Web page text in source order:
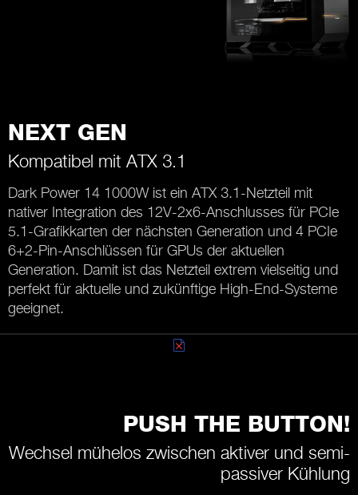
NEXT GEN
Kompatibel mit ATX 3.1
Dark Power 14 1000W ist ein ATX 3.1-Netzteil mit
nativer Integration des 12V-2x6-Anschlusses für PCIe
5.1-Grafikkarten der nächsten Generation und 4 PCIe
6+2-Pin-Anschlüssen für GPUs der aktuellen
Generation. Damit ist das Netzteil extrem vielseitig und
perfekt für aktuelle und zukünftige High-End-Systeme
geeignet.
PUSH THE BUTTON!
Wechsel mühelos zwischen aktiver und semi-
passiver Kühlung